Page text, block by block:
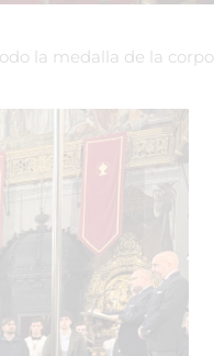
la medalla de la